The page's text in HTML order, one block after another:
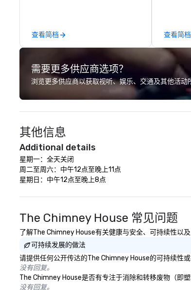
查看简档
merge -
events
mind in
for
have a
Over
worked
查看简档
需要更多供应商选项？
浏览更多供应商以获取视听、娱乐、交通及其他活动
其他信息
Additional details
星期一：全天关闭
周二至周六：中午12点至晚上11点
星期日：中午12点至晚上8点
The Chimney House 常见问题
了解The Chimney House有关健康与安全、可持续性以
可持续发展的做法
请提供任何公开传达的The Chimney House的可持续性
没有回复。
The Chimney House是否有专注于消除和转移废物（即
没有回复。